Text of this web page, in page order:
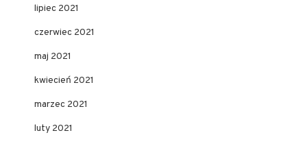
lipiec 2021
czerwiec 2021
maj 2021
kwiecień 2021
marzec 2021
luty 2021